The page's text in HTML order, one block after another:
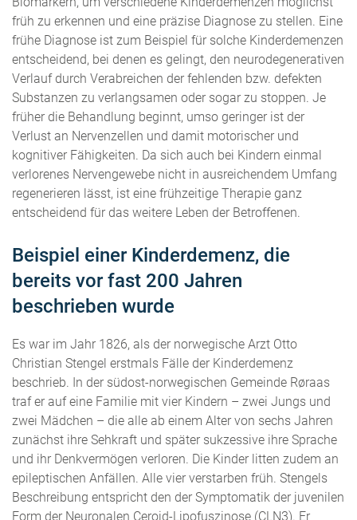
früh zu erkennen und eine präzise Diagnose zu stellen. Eine
frühe Diagnose ist zum Beispiel für solche Kinderdemenzen
entscheidend, bei denen es gelingt, den neurodegenerativen
Verlauf durch Verabreichen der fehlenden bzw. defekten
Substanzen zu verlangsamen oder sogar zu stoppen. Je
früher die Behandlung beginnt, umso geringer ist der
Verlust an Nervenzellen und damit motorischer und
kognitiver Fähigkeiten. Da sich auch bei Kindern einmal
verlorenes Nervengewebe nicht in ausreichendem Umfang
regenerieren lässt, ist eine frühzeitige Therapie ganz
entscheidend für das weitere Leben der Betroffenen.
Beispiel einer Kinderdemenz, die
bereits vor fast 200 Jahren
beschrieben wurde
Es war im Jahr 1826, als der norwegische Arzt Otto
Christian Stengel erstmals Fälle der Kinderdemenz
beschrieb. In der südost-norwegischen Gemeinde Røraas
traf er auf eine Familie mit vier Kindern – zwei Jungs und
zwei Mädchen – die alle ab einem Alter von sechs Jahren
zunächst ihre Sehkraft und später sukzessive ihre Sprache
und ihr Denkvermögen verloren. Die Kinder litten zudem an
epileptischen Anfällen. Alle vier verstarben früh. Stengels
Beschreibung entspricht den der Symptomatik der juvenilen
Form der Neuronalen Ceroid-Lipofuszinose (CLN3). Er